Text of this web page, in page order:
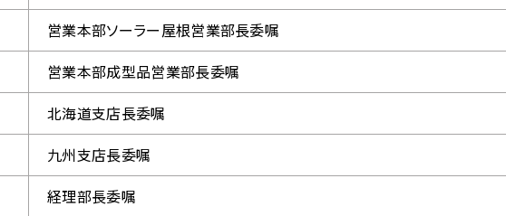
営業本部ソーラー屋根営業部長委嘱
営業本部成型品営業部長委嘱
北海道支店長委嘱
九州支店長委嘱
経理部長委嘱